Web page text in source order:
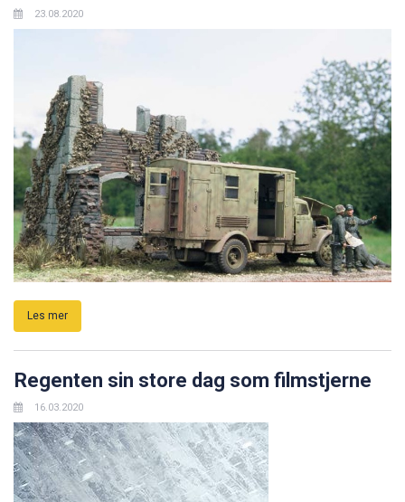
23.08.2020
Les mer
Regenten sin store dag som filmstjerne
16.03.2020